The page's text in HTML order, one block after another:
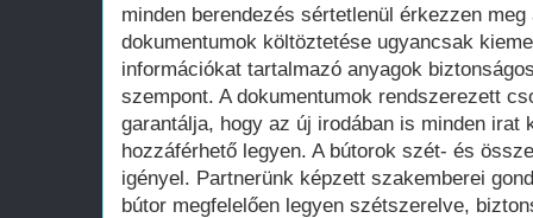
minden berendezés sértetlenül érkezzen
dokumentumok költöztetése ugyancsak
információkat tartalmazó anyagok
szempont. A dokumentumok rendszerezett
garantálja, hogy az új irodában is minden irat
hozzáférhető legyen. A bútorok szét- és
igényel. Partnerünk képzett szakemberei
bútor megfelelően legyen szétszerelve,